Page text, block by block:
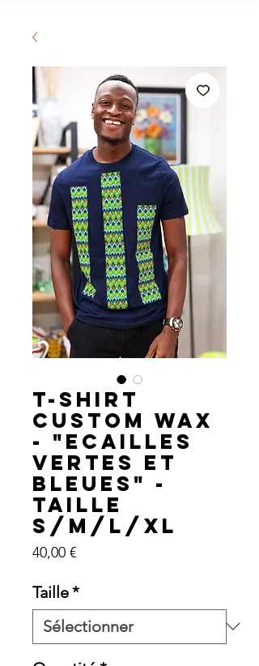
T-shirt
custom wax
- "Ecailles
vertes et
bleues" -
Taille
S/M/L/XL
40,00 €Prix
Taille*